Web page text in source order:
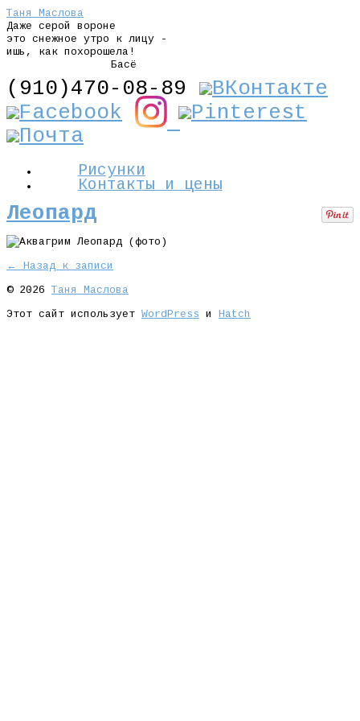
Таня Маслова
Даже серой вороне
это снежное утро к лицу -
ишь, как похорошела!
Басё
(910)470-08-89
Рисунки
Контакты и цены
Леопард
← Назад к записи
© 2026 Таня Маслова
Этот сайт использует WordPress и Hatch